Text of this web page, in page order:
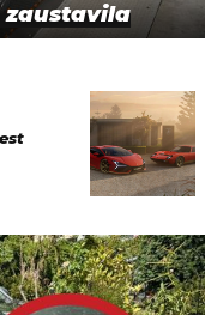
zaustavila